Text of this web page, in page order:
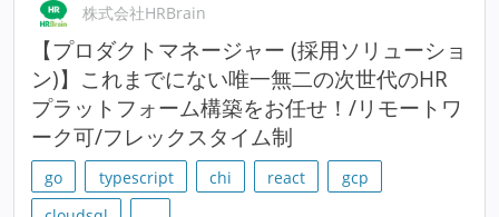
株式会社HRBrain
【プロダクトマネージャー (採用ソリューショ
ン)】これまでにない唯一無二の次世代のHR
プラットフォーム構築をお任せ！/リモートワ
ーク可/フレックスタイム制
go typescript chi react
gcp